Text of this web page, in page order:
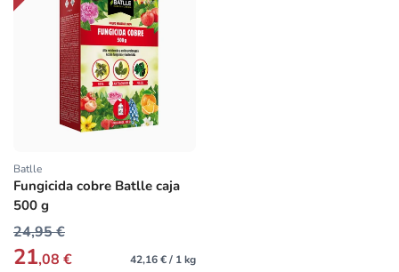
Proveedor:
Batlle
Fungicida cobre Batlle caja
500 g
24,95 €
21,08 € 42,16 € / 1 kg